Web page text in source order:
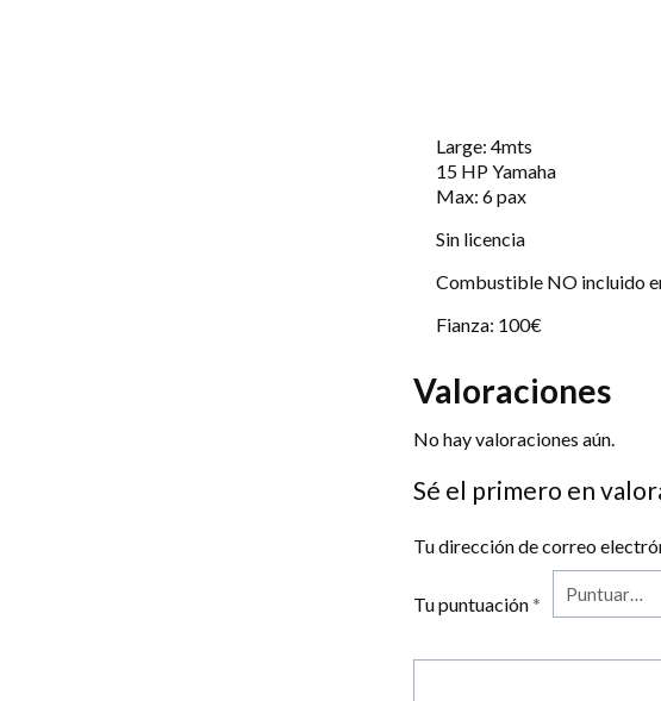
Large: 4mts
15 HP Yamaha
Max: 6 pax
Sin licencia
Combustible NO incluido
Fianza: 100€
Valoraciones
No hay valoraciones aún.
Sé el primero en
Tu dirección de correo
Tu puntuación*